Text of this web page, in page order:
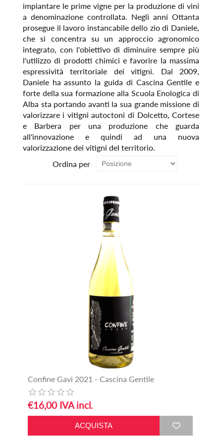
impiantare le prime vigne per la produzione di vini
a denominazione controllata. Negli anni Ottanta
prosegue il lavoro instancabile dello zio di Daniele,
che si concentra su un approccio agronomico
integrato, con l'obiettivo di diminuire sempre più
l'utilizzo di prodotti chimici e favorire la massima
espressività territoriale dei vitigni. Dal 2009,
Daniele ha assunto la guida di Cascina Gentile e
forte della sua formazione alla Scuola Enologica di
Alba sta portando avanti la sua grande missione di
valorizzare i vitigni autoctoni di Dolcetto, Cortese
e Barbera per una produzione che guarda
all'innovazione e quindi ad una nuova
valorizzazione dei vitigni del territorio.
Ordina per
Confine Gavi 2021 - Cascina Gentile
€16,00 IVA incl.